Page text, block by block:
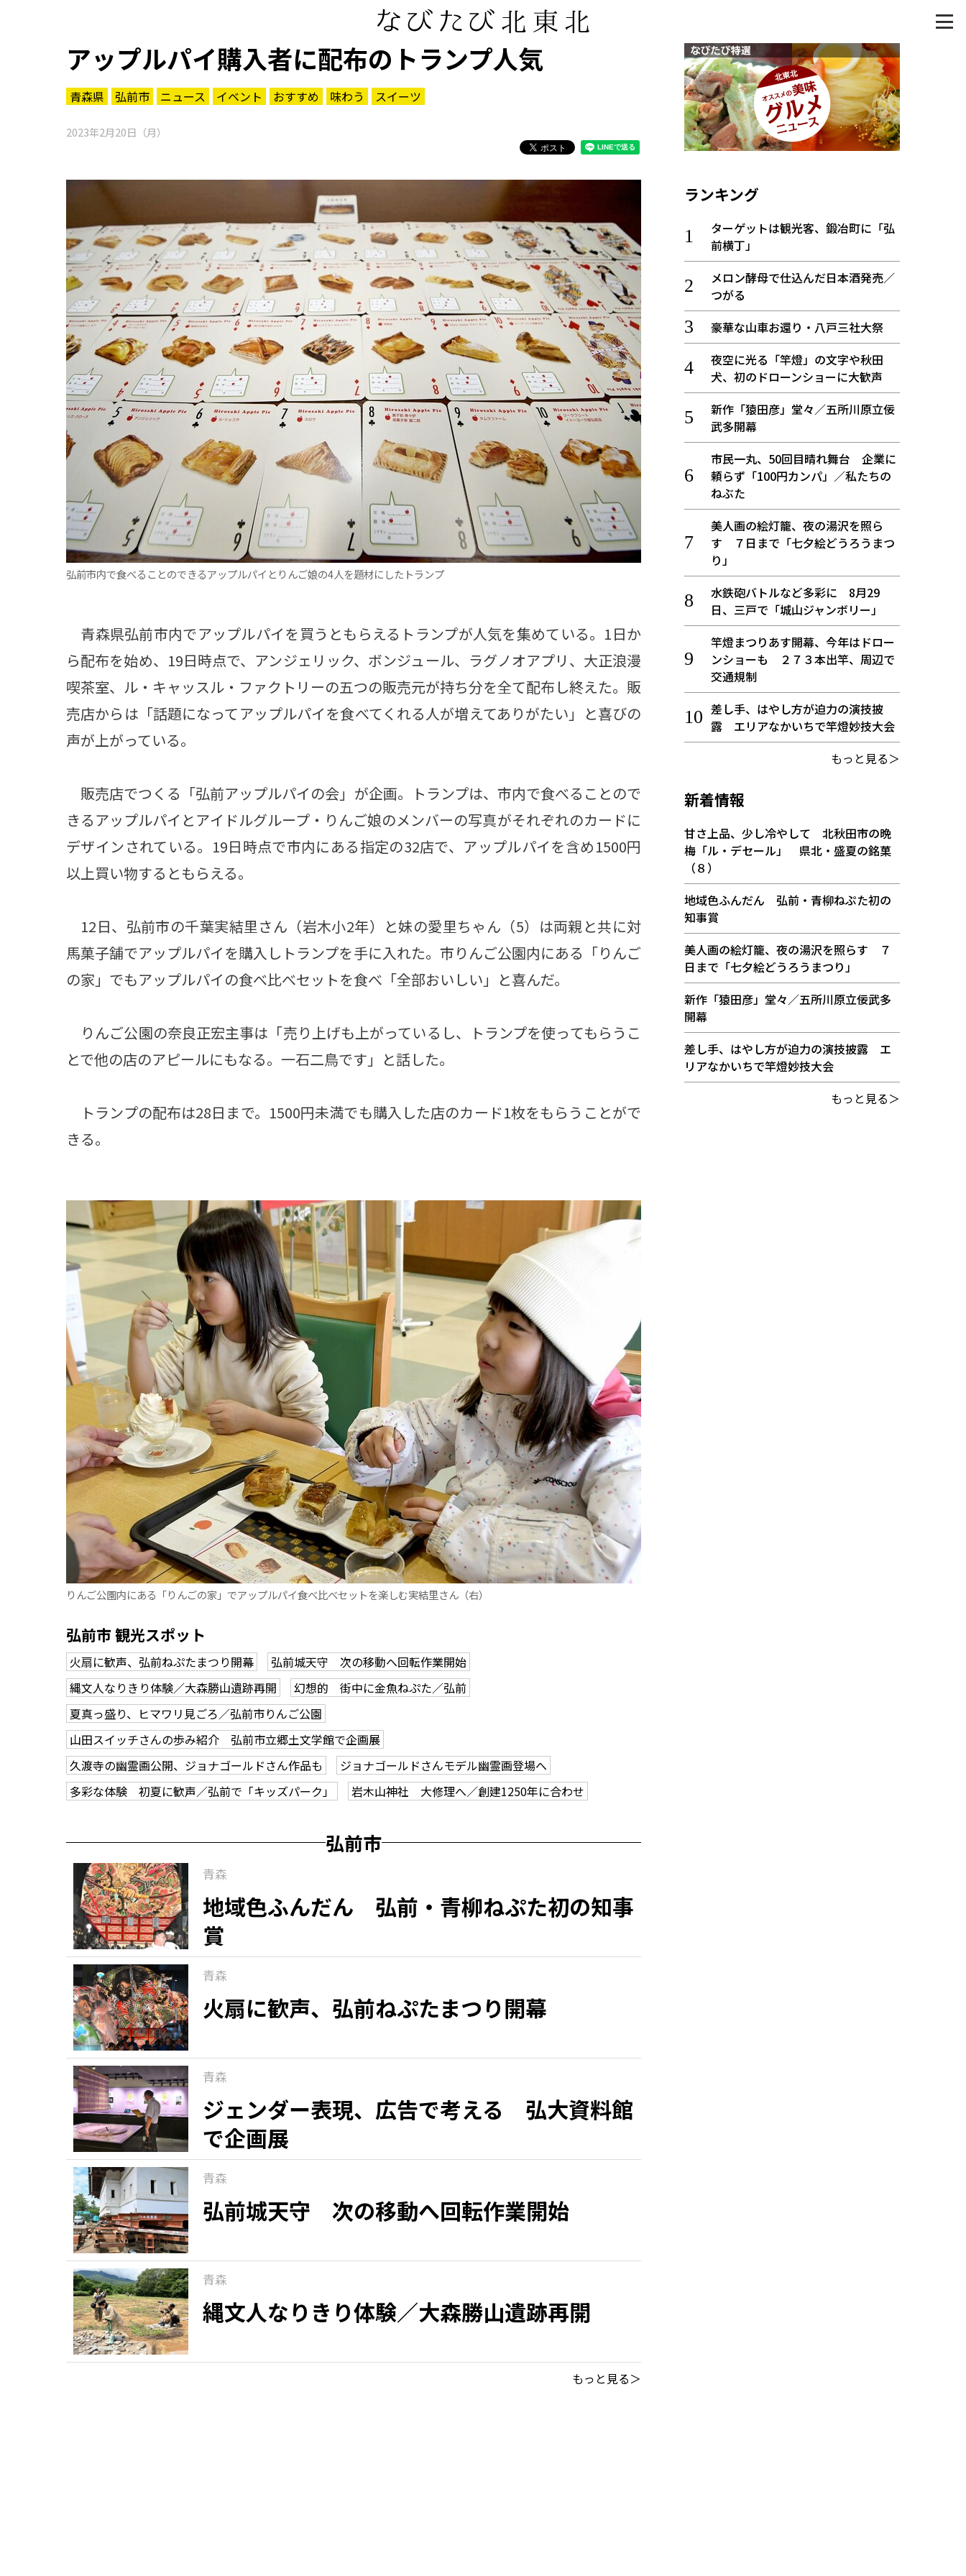
アップルパイ購入者に配布のトランプ人気
青森県 弘前市 ニュース イベント おすすめ 味わう スイーツ
2023年2月20日（月）
弘前市内で食べることのできるアップルパイとりんご娘の4人を題材にしたトランプ
青森県弘前市内でアップルパイを買うともらえるトランプが人気を集めている。1日か
ら配布を始め、19日時点で、アンジェリック、ボンジュール、ラグノオアプリ、大正浪漫
喫茶室、ル・キャッスル・ファクトリーの五つの販売元が持ち分を全て配布し終えた。販
売店からは「話題になってアップルパイを食べてくれる人が増えてありがたい」と喜びの
声が上がっている。
販売店でつくる「弘前アップルパイの会」が企画。トランプは、市内で食べることので
きるアップルパイとアイドルグループ・りんご娘のメンバーの写真がそれぞれのカードに
デザインされている。19日時点で市内にある指定の32店で、アップルパイを含め1500円
以上買い物するともらえる。
12日、弘前市の千葉実結里さん（岩木小2年）と妹の愛里ちゃん（5）は両親と共に対
馬菓子舗でアップルパイを購入しトランプを手に入れた。市りんご公園内にある「りんご
の家」でもアップルパイの食べ比べセットを食べ「全部おいしい」と喜んだ。
りんご公園の奈良正宏主事は「売り上げも上がっているし、トランプを使ってもらうこ
とで他の店のアピールにもなる。一石二鳥です」と話した。
トランプの配布は28日まで。1500円未満でも購入した店のカード1枚をもらうことがで
きる。
りんご公園内にある「りんごの家」でアップルパイ食べ比べセットを楽しむ実結里さん（右）
弘前市 観光スポット
火扇に歓声、弘前ねぷたまつり開幕
弘前城天守 次の移動へ回転作業開始
縄文人なりきり体験／大森勝山遺跡再開
幻想的 街中に金魚ねぷた／弘前
夏真っ盛り、ヒマワリ見ごろ／弘前市りんご公園
山田スイッチさんの歩み紹介 弘前市立郷土文学館で企画展
久渡寺の幽霊画公開、ジョナゴールドさん作品も
ジョナゴールドさんモデル幽霊画登場へ
多彩な体験 初夏に歓声／弘前で「キッズパーク」
岩木山神社 大修理へ／創建1250年に合わせ
弘前市
青森
地域色ふんだん 弘前・青柳ねぷた初の知事
賞
青森
火扇に歓声、弘前ねぷたまつり開幕
青森
ジェンダー表現、広告で考える 弘大資料館
で企画展
青森
弘前城天守 次の移動へ回転作業開始
青森
縄文人なりきり体験／大森勝山遺跡再開
もっと見る＞
ランキング
ターゲットは観光客、鍛冶町に「弘
前横丁」
メロン酵母で仕込んだ日本酒発売／
つがる
豪華な山車お還り・八戸三社大祭
夜空に光る「竿燈」の文字や秋田
犬、初のドローンショーに大歓声
新作「猿田彦」堂々／五所川原立佞
武多開幕
市民一丸、50回目晴れ舞台 企業に
頼らず「100円カンパ」／私たちの
ねぶた
美人画の絵灯籠、夜の湯沢を照ら
す ７日まで「七夕絵どうろうまつ
り」
水鉄砲バトルなど多彩に 8月29
日、三戸で「城山ジャンボリー」
竿燈まつりあす開幕、今年はドロー
ンショーも ２７３本出竿、周辺で
交通規制
差し手、はやし方が迫力の演技披
露 エリアなかいちで竿燈妙技大会
もっと見る＞
新着情報
甘さ上品、少し冷やして 北秋田市の晩
梅「ル・デセール」 県北・盛夏の銘菓
（８）
地域色ふんだん 弘前・青柳ねぷた初の
知事賞
美人画の絵灯籠、夜の湯沢を照らす ７
日まで「七夕絵どうろうまつり」
新作「猿田彦」堂々／五所川原立佞武多
開幕
差し手、はやし方が迫力の演技披露 エ
リアなかいちで竿燈妙技大会
もっと見る＞
パワースポット
まつり・イベント
おみやげ・特産
道の駅・産直
アウトドア・レジャー
ご当地グルメ